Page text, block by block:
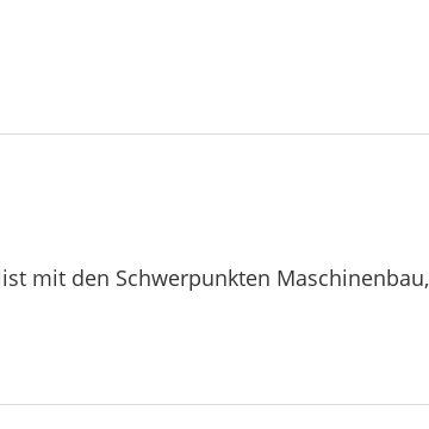
mit den Schwerpunkten Maschinenbau,